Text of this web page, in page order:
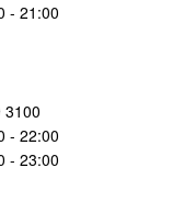
- 21:00
3100
- 22:00
- 23:00